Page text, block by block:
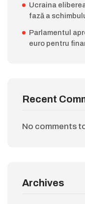
Ucraina
fază a
Parlamentul
euro pentru
Recent
No comments
Archives